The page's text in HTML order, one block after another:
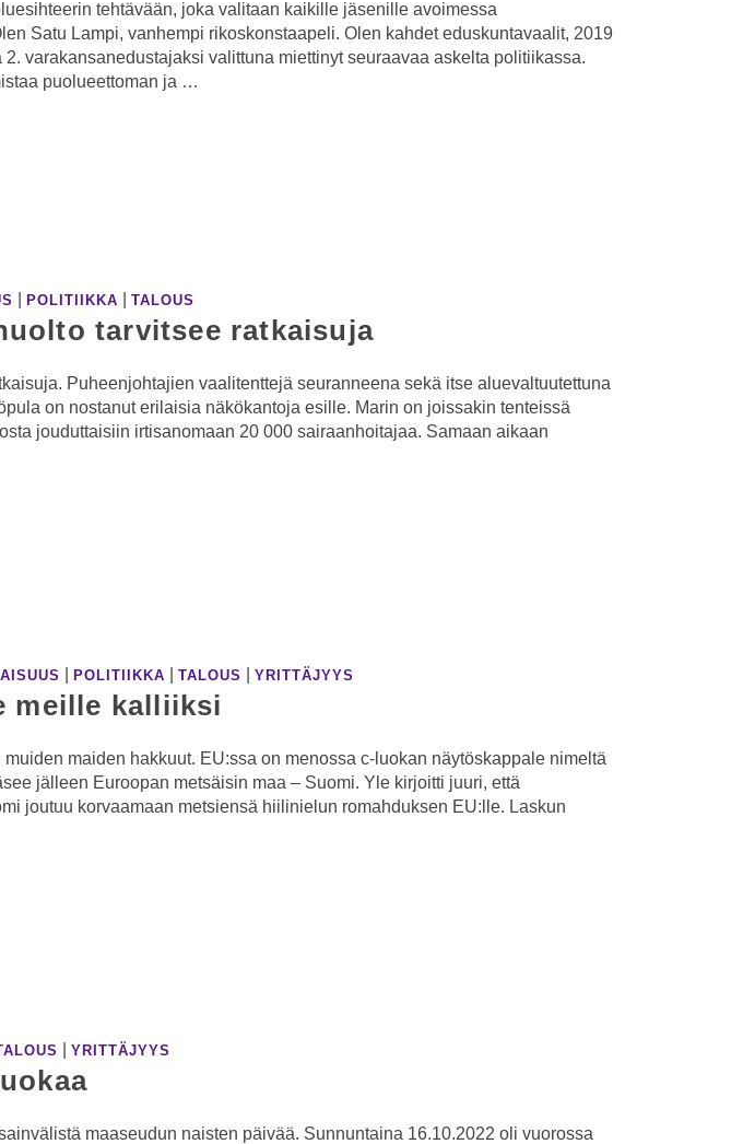
tehtävään, joka valitaan kaikille jäsenille avoimessa
Satu Lampi, vanhempi rikoskonstaapeli. Olen kahdet eduskuntavaalit, 2019
varakansanedustajaksi valittuna miettinyt seuraavaa askelta politiikassa.
puolueettoman ja …
POLITIIKKA TALOUS
tarvitsee ratkaisuja
Puheenjohtajien vaalitenttejä seuranneena sekä itse aluevaltuutettuna
on nostanut erilaisia näkökantoja esille. Marin on joissakin tenteissä
jouduttaisiin irtisanomaan 20 000 sairaanhoitajaa. Samaan aikaan
POLITIIKKA TALOUS YRITTÄJYYS
meille kalliiksi
maiden hakkuut. EU:ssa on menossa c-luokan näytöskappale nimeltä
jälleen Euroopan metsäisin maa – Suomi. Yle kirjoitti juuri, että
joutuu korvaamaan metsiensä hiilinielun romahduksen EU:lle. Laskun
YRITTÄJYYS
maaseudun naisten päivää. Sunnuntaina 16.10.2022 oli vuorossa